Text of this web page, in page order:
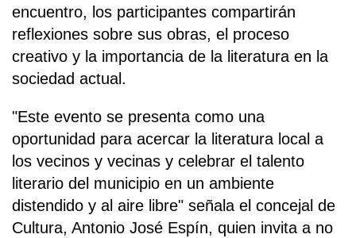
encuentro, los participantes compartirán
reflexiones sobre sus obras, el proceso
creativo y la importancia de la literatura en la
sociedad actual.
"Este evento se presenta como una
oportunidad para acercar la literatura local a
los vecinos y vecinas y celebrar el talento
literario del municipio en un ambiente
distendido y al aire libre" señala el concejal de
Cultura, Antonio José Espín, quien invita a no